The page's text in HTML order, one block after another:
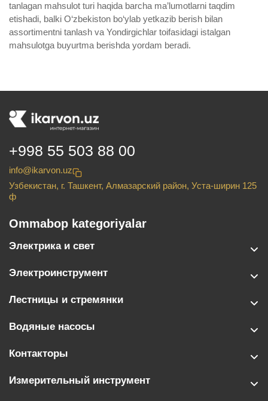
tanlagan mahsulot turi haqida barcha ma’lumotlarni taqdim
etishadi, balki O‘zbekiston bo‘ylab yetkazib berish bilan
assortimentni tanlash va Yondirgichlar toifasidagi istalgan
mahsulotga buyurtma berishda yordam beradi.
+998 55 503 88 00
info@ikarvon.uz
Узбекистан, г. Ташкент, Алмазарский район, Уста-ширин 125
ф
Ommabop kategoriyalar
Электрика и свет
Электроинструмент
Лестницы и стремянки
Водяные насосы
Контакторы
Измерительный инструмент